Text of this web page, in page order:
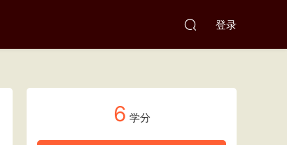
登录
6 学分